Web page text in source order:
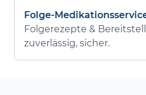
Folge-
Folgerezepte &
zuverlässig, sicher.